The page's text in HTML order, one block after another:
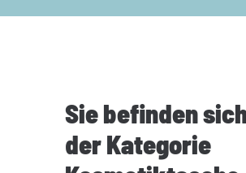
Sie befinden
der Kategorie